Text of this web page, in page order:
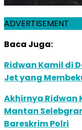
ADVERTISEMENT
Baca Juga:
Ridwan Kamil di
Jet yang
Akhirnya Ridwan
Mantan
Bareskrim Polri